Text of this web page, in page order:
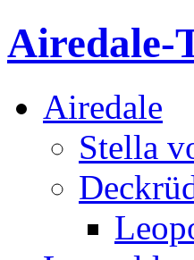
Airedale-
Airedale
Stella